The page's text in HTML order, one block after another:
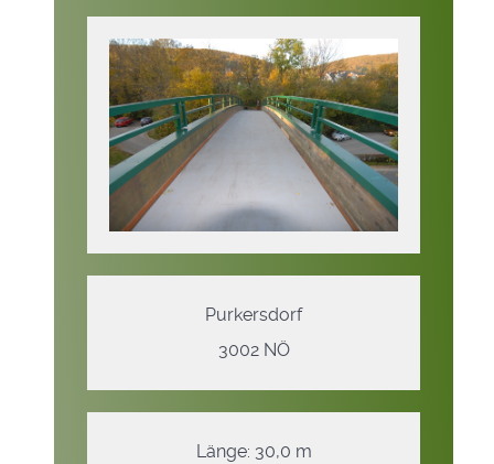
Purkersdorf
3002 NÖ
Länge: 30,0 m